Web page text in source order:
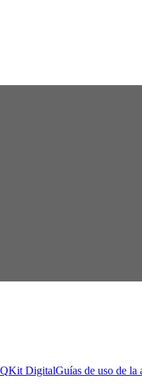
Kit DigitalGuías de uso de la